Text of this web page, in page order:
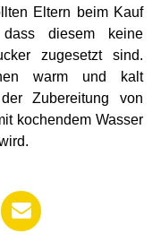
Eltern beim Kauf
diesem keine
zugesetzt sind.
warm und kalt
Zubereitung von
kochendem Wasser